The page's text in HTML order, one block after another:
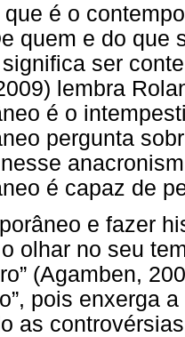
que é o
quem e do
ser
lembra
é o
pergunta
é capaz de
e fazer
olhar no seu
(Agamben,
pois enxerga
as